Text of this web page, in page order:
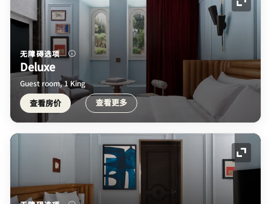
展开
无障碍选项
Deluxe
Guest room, 1 King
查看房价 查看更多
展开